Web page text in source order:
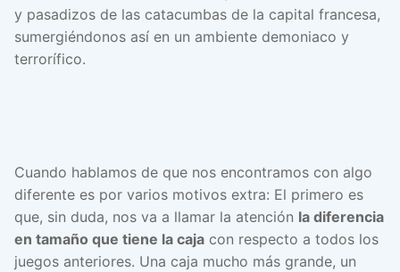
y pasadizos de las catacumbas de la capital francesa,
sumergiéndonos así en un ambiente demoniaco y
terrorífico.
Cuando hablamos de que nos encontramos con algo
diferente es por varios motivos extra: El primero es
que, sin duda, nos va a llamar la atención la diferencia
en tamaño que tiene la caja con respecto a todos los
juegos anteriores. Una caja mucho más grande, un